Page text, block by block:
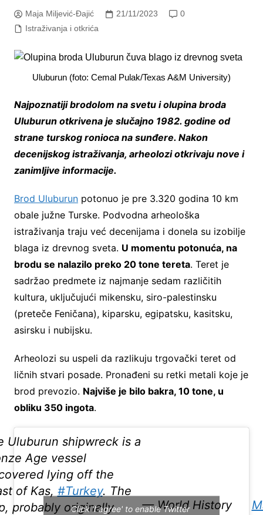
Maja Miljević-Đajić 21/11/2023
0
Istraživanja i otkrića
Uluburun (foto: Cemal Pulak/Texas A&M University)
Najpoznatiji brodolom na svetu i olupina broda
Uluburun otkrivena je slučajno 1982. godine od
strane turskog ronioca na sunđere. Nakon
decenijskog istraživanja, arheolozi otkrivaju nove i
zanimljive informacije.
Brod Uluburunpotonuo je pre 3.320 godina 10 km
obale južne Turske. Podvodna arheološka
istraživanja traju već decenijama i donela su izobilje
blaga iz drevnog sveta. U momentu potonuća, na
brodu se nalazilo preko 20 tone tereta. Teret je
sadržao predmete iz najmanje sedam različitih
kultura, uključujući mikensku, siro-palestinsku
(preteče Feničana), kiparsku, egipatsku, kasitsku,
asirsku i nubijsku.
Arheolozi su uspeli da razlikuju trgovački teret od
ličnih stvari posade. Pronađeni su retki metali koje je
brod prevozio. Najviše je bilo bakra, 10 tone, u
obliku 350 ingota.
Uluburun shipwreck is a
Age vessel
lying off the
of Kas, #Turkey. The
probably originally
— World History
Click 'I agree' to enable Twitter